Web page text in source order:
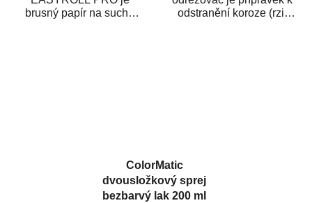
brusný papír na suché
odstranění koroze (rzi)
ColorMatic
dvousložkový sprej
bezbarvý lak 200 ml